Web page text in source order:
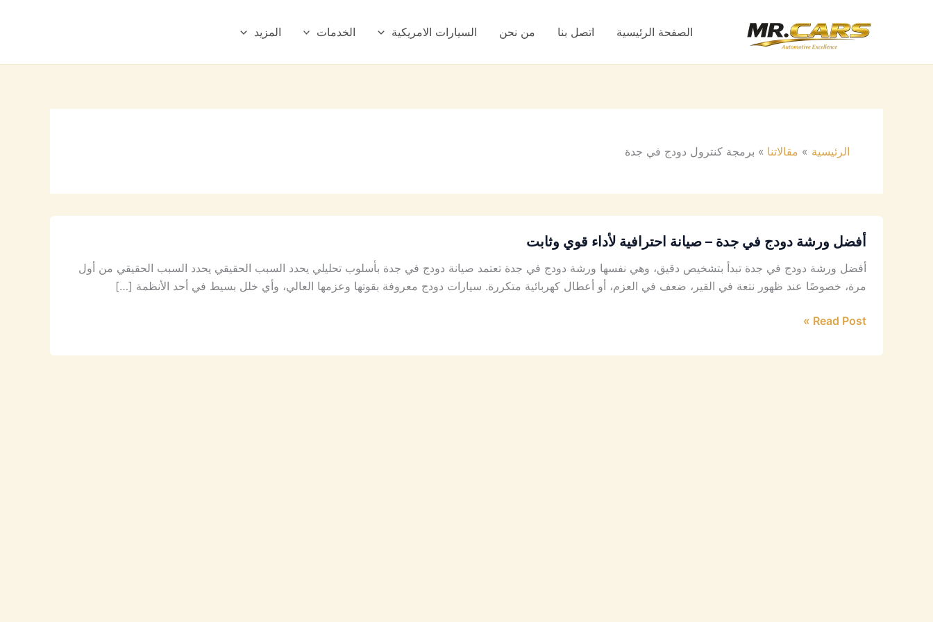
الصفحة الرئيسية اتصل بنا من نحن السيارات الامريكية الخدمات المزيد
الرئيسية مقالاتنا برمجة كنترول دودج في جدة
أفضل ورشة دودج في جدة – صيانة احترافية لأداء قوي وثابت
أفضل ورشة دودج في جدة تبدأ بتشخيص دقيق، وهي نفسها ورشة دودج في جدة تعتمد صيانة دودج في جدة بأسلوب تحليلي يحدد السبب الحقيقي يحدد السبب الحقيقي من أول
مرة، خصوصًا عند ظهور نتعة في القير، ضعف في العزم، أو أعطال كهربائية متكررة. سيارات دودج معروفة بقوتها وعزمها العالي، وأي خلل بسيط في أحد الأنظمة […]
Read Post »